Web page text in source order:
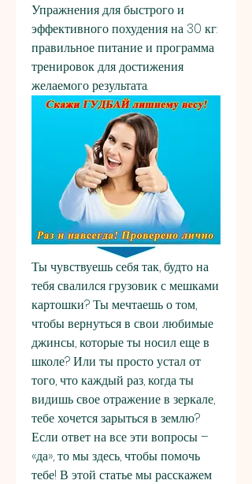
Упражнения для быстрого и
эффективного похудения на 30 кг:
правильное питание и программа
тренировок для достижения
желаемого результата.
Ты чувствуешь себя так, будто на
тебя свалился грузовик с мешками
картошки? Ты мечтаешь о том,
чтобы вернуться в свои любимые
джинсы, которые ты носил еще в
школе? Или ты просто устал от
того, что каждый раз, когда ты
видишь свое отражение в зеркале,
тебе хочется зарыться в землю?
Если ответ на все эти вопросы –
«да», то мы здесь, чтобы помочь
тебе! В этой статье мы расскажем